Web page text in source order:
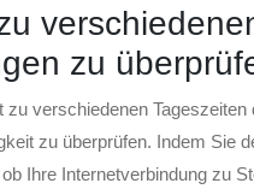
zu
verschiedenen Tageszeiten
zu überprüfen. Indem Sie
Ihre Internetverbindung zu